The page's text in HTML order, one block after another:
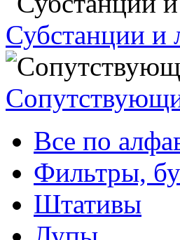
Субстанции и
Все по
Фильтры,
Штативы